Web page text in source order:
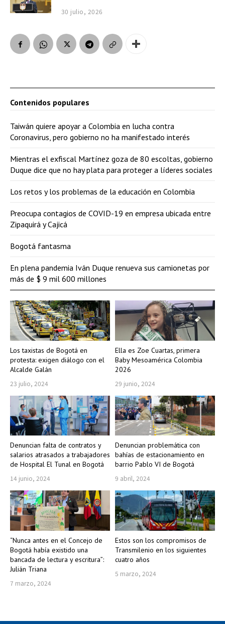
30 julio, 2026
Los taxistas de Bogotá en
protesta: exigen diálogo con el
Alcalde Galán
23 julio, 2024
Ella es Zoe Cuartas, primera
Baby Mesoamérica Colombia
2026
29 junio, 2024
Denuncian falta de contratos y
salarios atrasados a trabajadores
de Hospital El Tunal en Bogotá
14 junio, 2024
Denuncian problemática con
bahías de estacionamiento en
barrio Pablo VI de Bogotá
9 abril, 2024
“Nunca antes en el Concejo de
Bogotá había existido una
bancada de lectura y escritura”:
Julián Triana
7 marzo, 2024
Estos son los compromisos de
Transmilenio en los siguientes
cuatro años
5 marzo, 2024
Contenidos populares
Taiwán quiere apoyar a Colombia en lucha contra
Coronavirus, pero gobierno no ha manifestado interés
Mientras el exfiscal Martínez goza de 80 escoltas, gobierno
Duque dice que no hay plata para proteger a líderes sociales
Los retos y los problemas de la educación en Colombia
Preocupa contagios de COVID-19 en empresa ubicada entre
Zipaquirá y Cajicá
Bogotá fantasma
En plena pandemia Iván Duque renueva sus camionetas por
más de $ 9 mil 600 millones